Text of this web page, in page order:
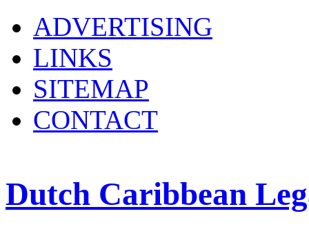
ADVERTISING
LINKS
SITEMAP
CONTACT
Dutch Caribbean